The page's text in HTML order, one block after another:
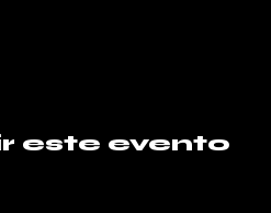
este evento